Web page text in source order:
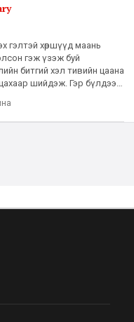
гэлтэй хөршүүд маань
гэж үзэж буй
битгий хэл тивийн цаана
шийдэж. Гэр бүлдээ